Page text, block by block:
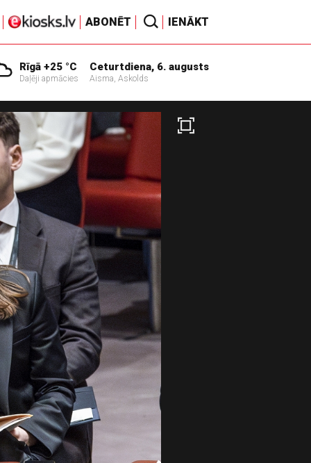
ABONĒT IENĀKT
Rīgā +25 °C
Daļēji apmācies
Ceturtdiena, 6. augusts
Aisma, Askolds